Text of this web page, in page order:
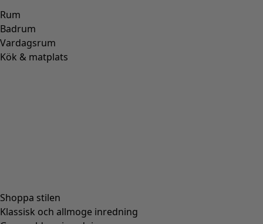
Rum
Badrum
Vardagsrum
Kök & matplats
Shoppa stilen
Klassisk och allmoge inredning